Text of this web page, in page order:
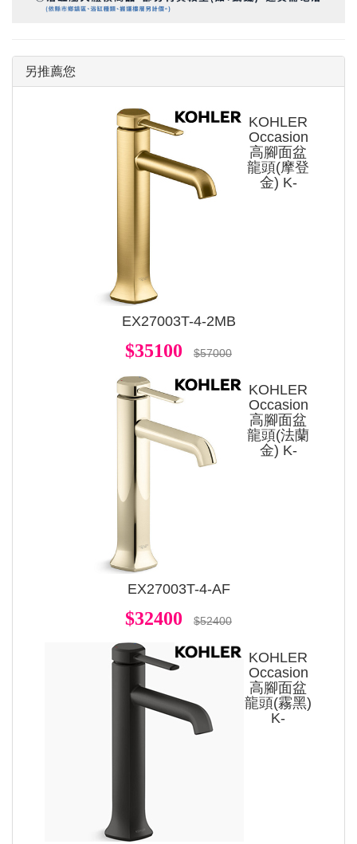
另推薦您
KOHLER
Occasion
高腳面盆
龍頭(摩登
金) K-
EX27003T-4-2MB
$35100 $57000
KOHLER
Occasion
高腳面盆
龍頭(法蘭
金) K-
EX27003T-4-AF
$32400 $52400
KOHLER
Occasion
高腳面盆
龍頭(霧黑)
K-